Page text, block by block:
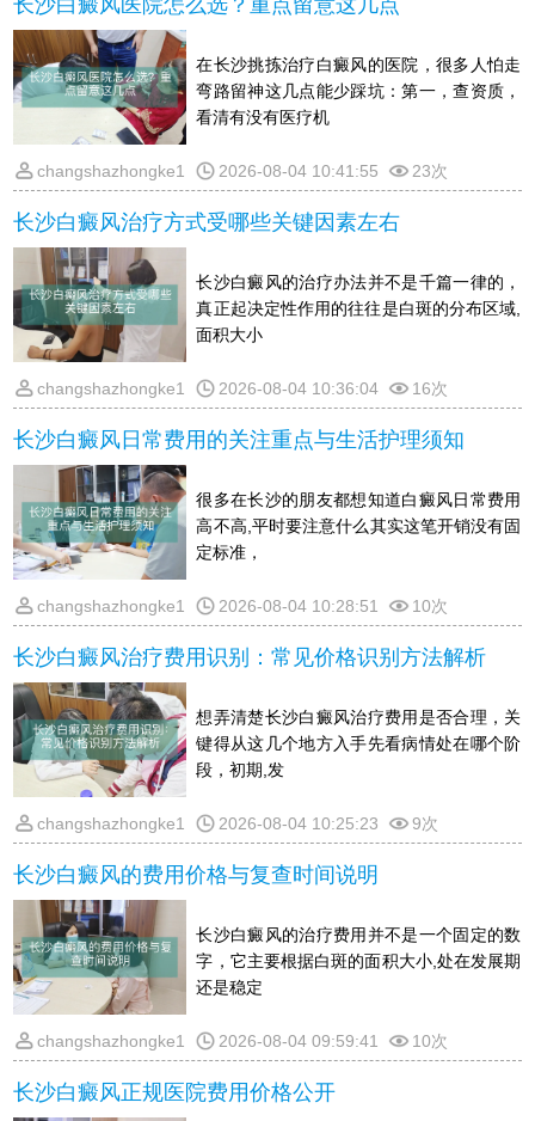
在长沙挑拣治疗白癜风的医院，很多人怕走
弯路留神这几点能少踩坑：第一，查资质，
看清有没有医疗机
changshazhongke1 2026-08-04 10:41:55 23次
长沙白癜风治疗方式受哪些关键因素左右
长沙白癜风的治疗办法并不是千篇一律的，
真正起决定性作用的往往是白斑的分布区域,
面积大小
changshazhongke1 2026-08-04 10:36:04 16次
长沙白癜风日常费用的关注重点与生活护理须知
很多在长沙的朋友都想知道白癜风日常费用
高不高,平时要注意什么其实这笔开销没有固
定标准，
changshazhongke1 2026-08-04 10:28:51 10次
长沙白癜风治疗费用识别：常见价格识别方法解析
想弄清楚长沙白癜风治疗费用是否合理，关
键得从这几个地方入手先看病情处在哪个阶
段，初期,发
changshazhongke1 2026-08-04 10:25:23 9次
长沙白癜风的费用价格与复查时间说明
长沙白癜风的治疗费用并不是一个固定的数
字，它主要根据白斑的面积大小,处在发展期
还是稳定
changshazhongke1 2026-08-04 09:59:41 10次
长沙白癜风正规医院费用价格公开